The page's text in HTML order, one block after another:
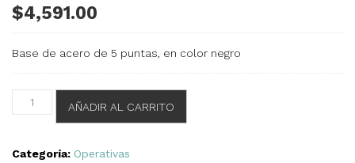
$4,591.00
Base de acero de 5 puntas, en color negro
Alassio
AÑADIR AL CARRITO
Categoría: Operativas